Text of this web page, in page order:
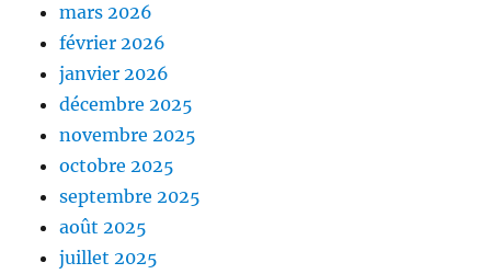
mars 2026
février 2026
janvier 2026
décembre 2025
novembre 2025
octobre 2025
septembre 2025
août 2025
juillet 2025